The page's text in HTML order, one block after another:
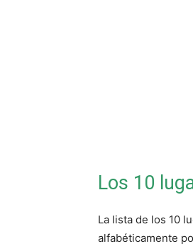
Los 10
La lista de los 10
alfabéticamente